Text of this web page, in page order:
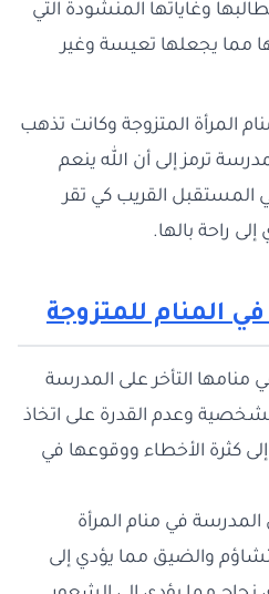
وغاياتها المنشودة التي
مما يجعلها تعيسة وغير
المرأة المتزوجة وكانت تذهب
ترمز إلى أن الله ينعم
المستقبل القريب كي تقر
راحة بالها.
المنام للمتزوجة
منامها التأخر على المدرسة
وعدم القدرة على اتخاذ
كثرة الأخطاء ووقوعها في
في منام المرأة
والضيق مما يؤدي إلى